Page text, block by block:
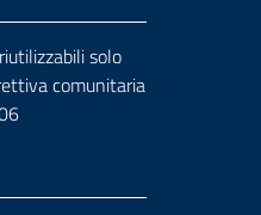
solo
comunitaria